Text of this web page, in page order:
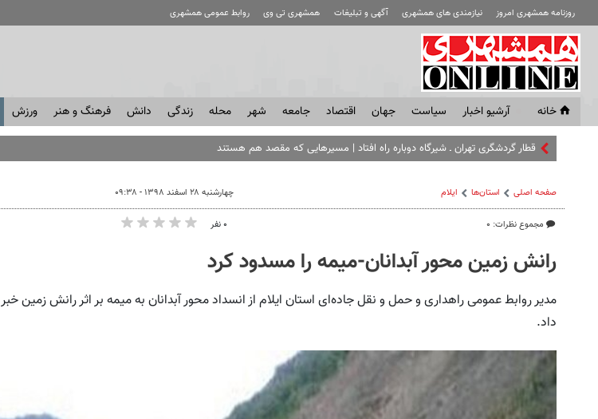
روزنامه همشهری امروز نیازمندی های همشهری آگهی و تبلیغات همشهری تی وی روابط عمومی همشهری
خانه آرشیو اخبار سياست جهان اقتصاد جامعه شهر محله زندگی دانش فرهنگ و هنر ورزش
قطار گردشگری تهران ـ شیرگاه دوباره راه افتاد | مسیرهایی که مقصد هم هستند
صفحه اصلی استان‌ها ایلام
مجموع نظرات: ۰
چهارشنبه ۲۸ اسفند ۱۳۹۸ - ۰۹:۳۸
۰ نفر
رانش زمین محور آبدانان-میمه را مسدود کرد
مدیر روابط عمومی راهداری و حمل و نقل جاده‌ای استان ایلام از انسداد محور آبدانان به میمه بر اثر رانش زمین خبر
داد.